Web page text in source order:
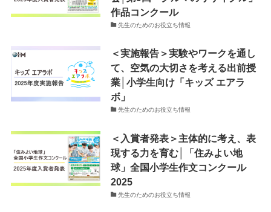
作品コンクール
先生のためのお役立ち情報
＜実施報告＞実験やワークを通し
て、空気の大切さを考える出前授
業│小学生向け「キッズ エアラ
ボ」
先生のためのお役立ち情報
＜入賞者発表＞主体的に考え、表
現する力を育む│「住みよい地
球」全国小学生作文コンクール
2025
先生のためのお役立ち情報